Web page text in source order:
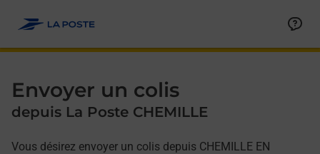
Envoyer un colis
depuis La Poste CHEMILLE
Vous désirez envoyer un colis depuis CHEMILLE EN